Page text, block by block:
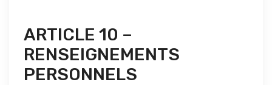
ARTICLE 10 –
RENSEIGNEMENTS
PERSONNELS